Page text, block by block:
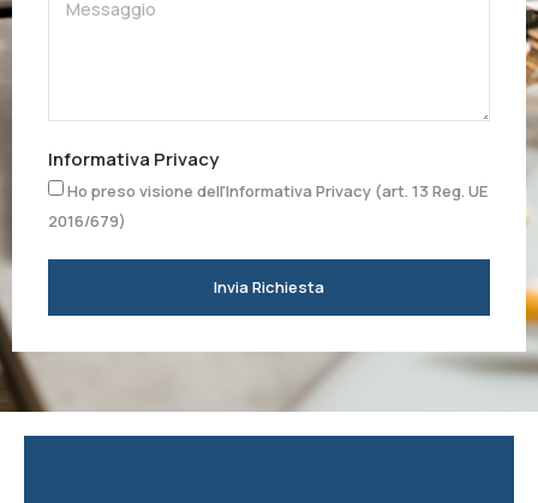
Informativa Privacy
Ho preso visione dell'Informativa Privacy (art. 13 Reg. UE
2016/679)
Invia Richiesta